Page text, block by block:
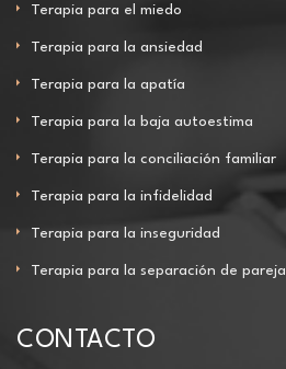
Terapia para el miedo
Terapia para la ansiedad
Terapia para la apatía
Terapia para la baja autoestima
Terapia para la conciliación familiar
Terapia para la infidelidad
Terapia para la inseguridad
Terapia para la separación de pareja
CONTACTO